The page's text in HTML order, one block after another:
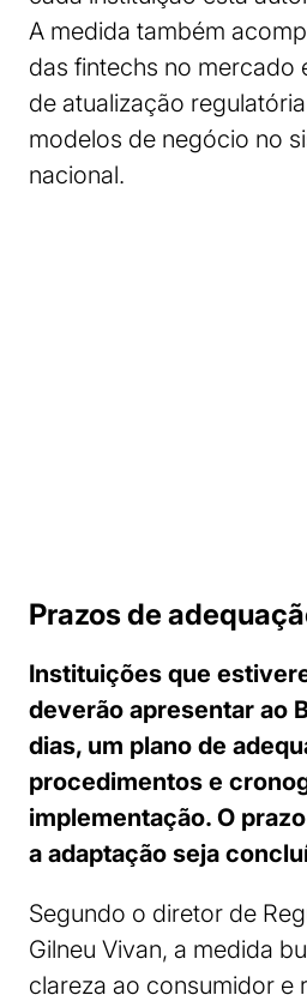
A medida também
das fintechs no mercado
de atualização
modelos de negócio no
nacional.
Prazos de
Instituições que
deverão apresentar ao
dias, um plano de
procedimentos e
implementação. O
a adaptação seja
Segundo o diretor de
Gilneu Vivan, a medida
clareza ao consumidor e